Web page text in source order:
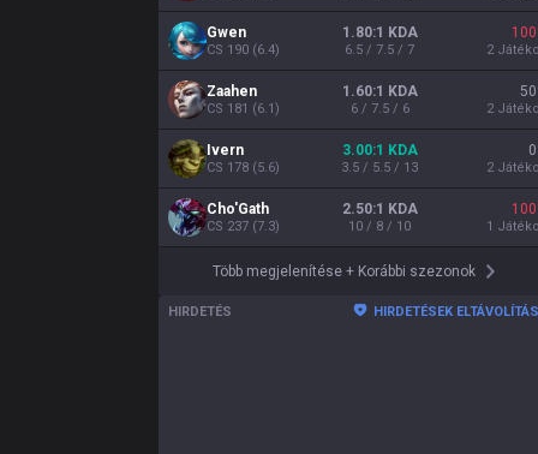
Gwen
CS 190 (6.4)
1.80:1 KDA
6.5 / 7.5 / 7
100
2
Zaahen
CS 181 (6.1)
1.60:1 KDA
6 / 7.5 / 6
50
2
Ivern
CS 178 (5.6)
3.00:1 KDA
3.5 / 5.5 / 13
0
2
Cho'Gath
CS 237 (7.3)
2.50:1 KDA
10 / 8 / 10
100
1
Több megjelenítése+ Korábbi szezonok
HIRDETÉS HIRDETÉSEK